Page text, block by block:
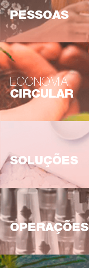
PESSOAS
ECONOMIA
CIRCULAR
SOLUÇÕES
OPERAÇÕES